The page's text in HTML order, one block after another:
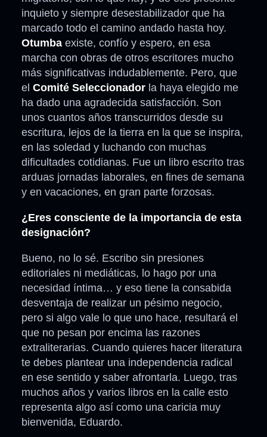
inquieto y siempre desestabilizador que ha
marcado todo el camino andado hasta hoy.
Otumba existe, confío y espero, en esa
marcha con obras de otros escritores mucho
más significativas indudablemente. Pero, que
el Comité Seleccionador la haya elegido me
ha dado una agradecida satisfacción. Son
unos cuantos años transcurridos desde su
escritura, lejos de la tierra en la que se inspira,
en las soledad y luchando con muchas
dificultades cotidianas. Fue un libro escrito tras
arduas jornadas laborales, en fines de semana
y en vacaciones, en gran parte forzosas.
¿Eres consciente de la importancia de esta
designación?
Bueno, no lo sé. Escribo sin presiones
editoriales ni mediáticas, lo hago por una
necesidad íntima… y eso tiene la consabida
desventaja de realizar un pésimo negocio,
pero si algo vale lo que uno hace, resultará el
que no pesan por encima las razones
extraliterarias. Cuando quieres hacer literatura
te debes plantear una independencia radical
en ese sentido y saber afrontarla. Luego, tras
muchos años y varios libros en la calle esto
representa algo así como una caricia muy
bienvenida, Eduardo.